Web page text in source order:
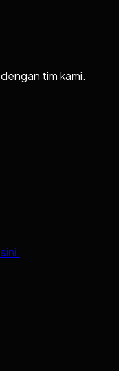
tim kami.